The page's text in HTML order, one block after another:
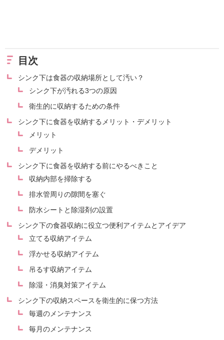
目次
シンク下は食器の収納場所として汚い？
シンク下が汚れる3つの原因
衛生的に収納するための条件
シンク下に食器を収納するメリット・デメリット
メリット
デメリット
シンク下に食器を収納する前にやるべきこと
収納内部を掃除する
排水管周りの隙間を塞ぐ
防水シートと除湿剤の設置
シンク下の食器収納に役立つ便利アイテムとアイデア
立てる収納アイテム
浮かせる収納アイテム
吊るす収納アイテム
除湿・消臭対策アイテム
シンク下の収納スペースを衛生的に保つ方法
毎週のメンテナンス
毎月のメンテナンス